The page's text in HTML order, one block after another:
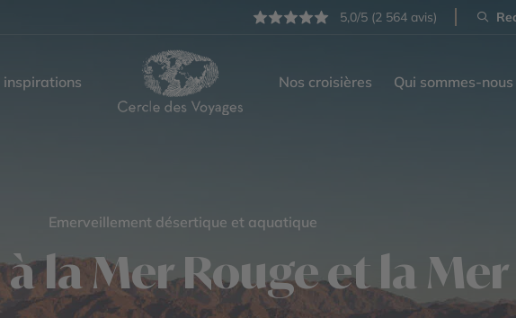
5,0/5 (2 564 avis)
inspirations Nos croisières Qui sommes-nous
Emerveillement désertique et aquatique
la Mer Rouge et la